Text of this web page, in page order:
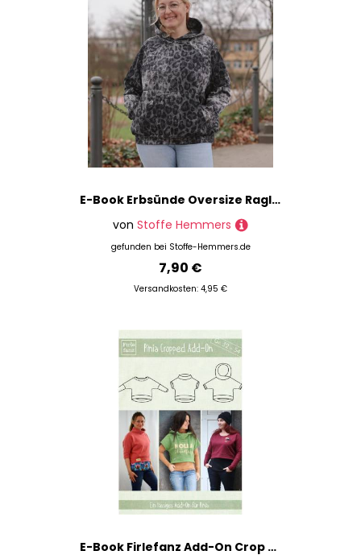
E-Book Erbsünde Oversize Raglan Hoodie AVELA
von Stoffe Hemmers
gefunden bei Stoffe-Hemmers.de
7,90 €
Versandkosten: 4,95 €
E-Book Firlefanz Add-On Crop Shirt Pinia Damen